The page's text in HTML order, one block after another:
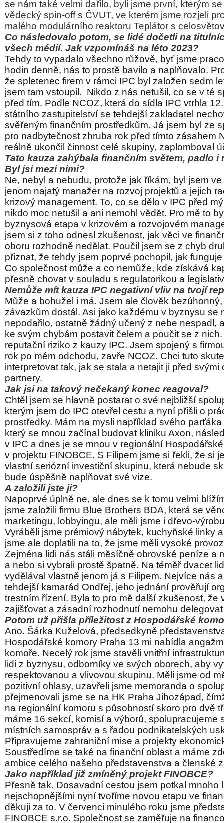
se nám také velmi dařilo, byli jsme první, kterým
vědecký spin-off s ČVUT, ve kterém jsme rozjeli
malého modulárního reaktoru Teplátor s
Co následovalo potom, se lidé dočetli na
všech médií. Jak vzpomínáš na léto 2023?
Tehdy to vypadalo všechno růžově, byť jsme
hodin denně, nás to prostě bavilo a naplňovalo.
že spletenec firem v rámci IPC byl založen sedm
jsem tam vstoupil. Nikdo z nás netušil, co se v té
před tím. Podle NCOZ, která do sídla IPC vtrhla
státního zastupitelství se tehdejší zakladatel
svěřeným finančním prostředkům. Já jsem byl ze
pro nadbytečnost zhruba rok před tímto zásahem
reálně ukončil činnost celé skupiny, zaplomboval
Tato kauza zahýbala finančním světem, padlo
Byl jsi mezi nimi?
Ne, nebyl a nebudu, protože jak říkám, byl jsem
jenom najatý manažer na rozvoj projektů a jejich
krizový management. To, co se dělo v IPC před
nikdo moc netušil a ani nemohl vědět. Pro mě to
byznysová etapa v krizovém a rozvojovém
jsem si z toho odnesl zkušenost, jak věci ve
oboru rozhodně nedělat. Poučil jsem se z chyb
přiznat, že tehdy jsem poprvé pochopil, jak
Co společnost může a co nemůže, kde získává
přesně chovat v souladu s regulatorikou a
Nemůže mít kauza IPC negativní vliv na tvojí
Může a bohužel i má. Jsem ale člověk
závazkům dostál. Asi jako každému v byznysu se
nepodařilo, ostatně žádný učený z nebe nespadl,
ke svým chybám postavit čelem a poučit se z
reputační riziko z kauzy IPC. Jsem spojený s
rok po mém odchodu, zavře NCOZ. Chci tuto
interpretovat tak, jak se stala a netajit ji před svými
partnery.
Jak jsi na takový nečekaný konec reagoval?
Chtěl jsem se hlavně postarat o své nejbližší
kterým jsem do IPC otevřel cestu a nyní přišli o
prostředky. Mám na mysli například svého
který se mnou začínal budovat kliniku Axon,
v IPC a dnes je se mnou v regionální
v projektu FINOBCE. S Filipem jsme si řekli, že si
vlastní seriózní investiční skupinu, která nebude
bude úspěšně naplňovat své vize.
A založili jste ji?
Napoprvé úplně ne, ale dnes se k tomu velmi
jsme založili firmu Blue Brothers BDA, která se
marketingu, lobbyingu, ale měli jsme i dřevo-
Vyráběli jsme prémiový nábytek, kuchyňské linky
jsme ale doplatili na to, že jsme měli vysoké
Zejména lidi nás stáli měsíčně obrovské peníze a
a nebo si vybrali prostě špatně. Na téměř dvacet
vydělával vlastně jenom já s Filipem. Nejvíce nás
tehdejší kamarád Ondřej, jeho jednání prověřují
trestním řízení. Byla to pro mě další zkušenost, že
zajišťovat a zásadní rozhodnutí nemohu
Potom už přišla příležitost z Hospodářské
Ano. Šárka Kuželová, předsedkyně
Hospodářské komory Praha 13 mi nabídla
komoře. Necelý rok jsme stavěli vnitřní
lidi z byznysu, odborníky ve svých oborech, aby
respektovanou a vlivovou skupinu. Měli jsme od
pozitivní ohlasy, uzavřeli jsme memoranda o
přejmenovali jsme se na HK Praha Jihozápad,
na regionální komoru s působností skoro pro dvě
máme 16 sekcí, komisí a výborů, spolupracujeme
místních samospráv a s řadou podnikatelských
Připravujeme zahraniční mise a projekty
Soustředíme se také na finanční oblast a máme
ambice celého našeho představenstva a členské
Jako například již zmíněný projekt FINOBCE?
Přesně tak. Dosavadní cestou jsem potkal mnoho
nejschopnějšími nyní tvoříme novou etapu ve
děkuji za to. V červenci minulého roku jsme
FINOBCE s.r.o. Společnost se zaměřuje na